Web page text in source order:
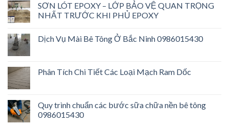
SƠN LÓT EPOXY – LỚP BẢO VỆ QUAN TRỌNG
NHẤT TRƯỚC KHI PHỦ EPOXY
Dịch Vụ Mài Bê Tông Ở Bắc Ninh 0986015430
Phân Tích Chi Tiết Các Loại Mạch Ram Dốc
Quy trình chuẩn các bước sữa chữa nền bê tông
0986015430